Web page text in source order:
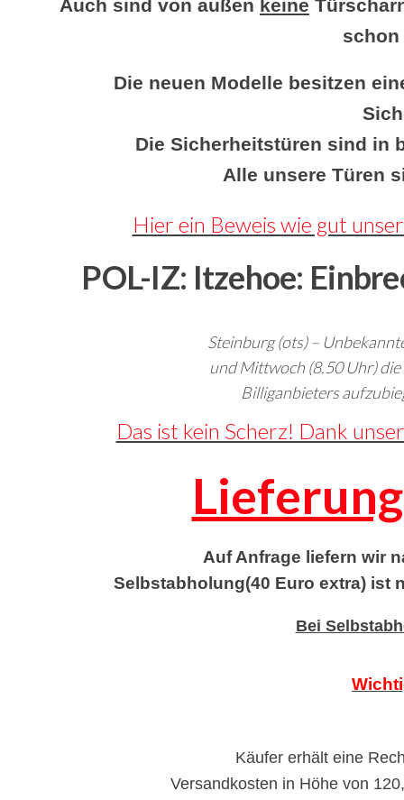
Auch sind von außen keine
schon
Die neuen Modelle besitzen
Die Sicherheitstüren sind in
Alle unsere Türen
Hier ein Beweis wie gut
POL-IZ: Itzehoe:
Steinburg (ots) –
und Mittwoch (8.50 Uhr)
Billiganbieters
Das ist kein Scherz! Dank
Auf Anfrage liefern wir
Selbstabholung(40 Euro extra) ist
Bei
Käufer erhält eine
Versandkosten in Höhe von